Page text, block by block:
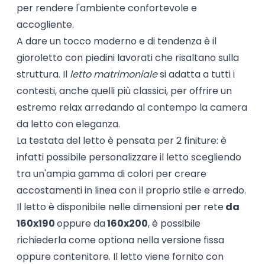
per rendere l'ambiente confortevole e
accogliente.
A dare un tocco moderno e di tendenza è il
gioroletto con piedini lavorati che risaltano sulla
struttura. Il letto matrimonialesi adatta a tutti i
contesti, anche quelli più classici, per offrire un
estremo relax arredando al contempo la camera
da letto con eleganza.
La testata del letto è pensata per 2 finiture: è
infatti possibile personalizzare il letto scegliendo
tra un'ampia gamma di colori per creare
accostamenti in linea con il proprio stile e arredo.
Il letto è disponibile nelle dimensioni per reteda
160x190oppure da160x200, è possibile
richiederla come optiona nella versione fissa
oppure contenitore. Il letto viene fornito con